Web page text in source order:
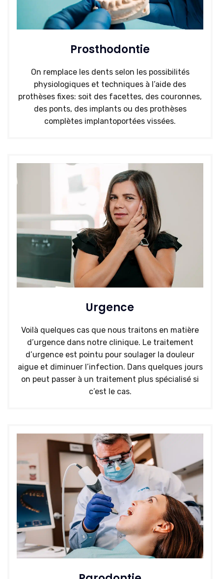
Prosthodontie
On remplace les dents selon les possibilités
physiologiques et techniques à l’aide des
prothèses fixes: soit des facettes, des couronnes,
des ponts, des implants ou des prothèses
complètes implantoportées vissées.
Urgence
Voilà quelques cas que nous traitons en matière
d’urgence dans notre clinique. Le traitement
d’urgence est pointu pour soulager la douleur
aigue et diminuer l’infection. Dans quelques jours
on peut passer à un traitement plus spécialisé si
c’est le cas.